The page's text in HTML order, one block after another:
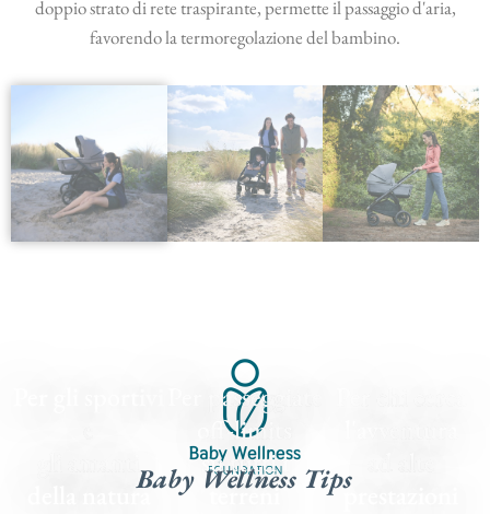
doppio strato di rete traspirante, permette il passaggio d'aria,
favorendo la termoregolazione del bambino.
gli amanti
della natura
Per passeggiate
off-limits
su tutti i
terreni
prestazioni
Baby Wellness Tips